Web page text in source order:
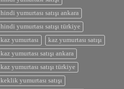
hindi yumurtası satışı ankara
hindi yumurtası satışı türkiye
kaz yumurtası
kaz yumurtası satışı
kaz yumurtası satışı ankara
kaz yumurtası satışı türkiye
keklik yumurtası satışı